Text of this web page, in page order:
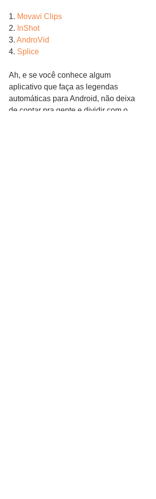
1. Movavi Clips
2. InShot
3. AndroVid
4. Splice
Ah, e se você conhece algum
aplicativo que faça as legendas
automáticas para Android, não deixa
de contar pra gente e dividir com o